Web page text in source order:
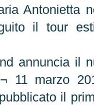
Antonietta
il tour
annuncia il
11 marzo
il